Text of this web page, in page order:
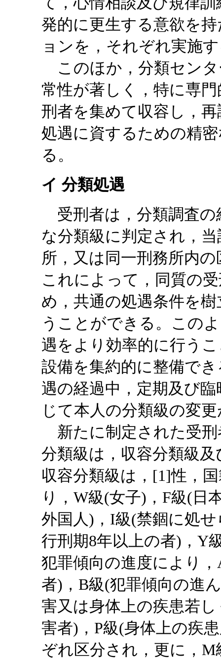
発的に更生する意欲を
ョンを，それぞれ実施
このほか，分類センタ
常性が著しく，特に専
刑者を集めて収容し，
処遇に資するための精
る。
イ 分類処遇
受刑者は，分類調査の
な分類級に判定され，
所，又は同一刑務所内
これによって，同質の
め，共通の処遇条件を
うことができる。この
遇をより効率的に行う
設備を集約的に整備で
遇の経過中，定期及び
じて本人の分類級の変
新たに制定された受刑
分類級は，収容分類級
収容分類級は，[1]性，
り，W級(女子)，F級(日
外国人)，I級(禁錮に処
行刑期8年以上の者)，Y
犯罪傾向の進度により
者)，B級(犯罪傾向の進
害又は身体上の疾患若
害者)，P級(身体上の疾
ぞれ区分され，更に，M